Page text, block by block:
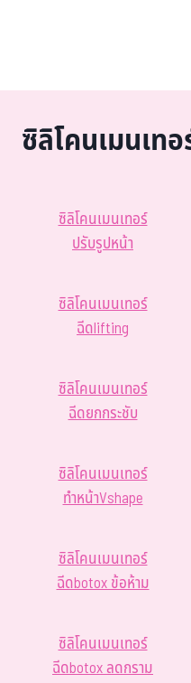
ซิลิโคนเมนเท
ซิลิโคนเมนเทอร์
ปรับรูปหน้า
ซิลิโคนเมนเทอร์
ฉีดlifting
ซิลิโคนเมนเทอร์
ฉีดยกกระชับ
ซิลิโคนเมนเทอร์
ทำหน้าVshape
ซิลิโคนเมนเทอร์
ฉีดbotox ข้อห้าม
ซิลิโคนเมนเทอร์
ฉีดbotox ลดกราม